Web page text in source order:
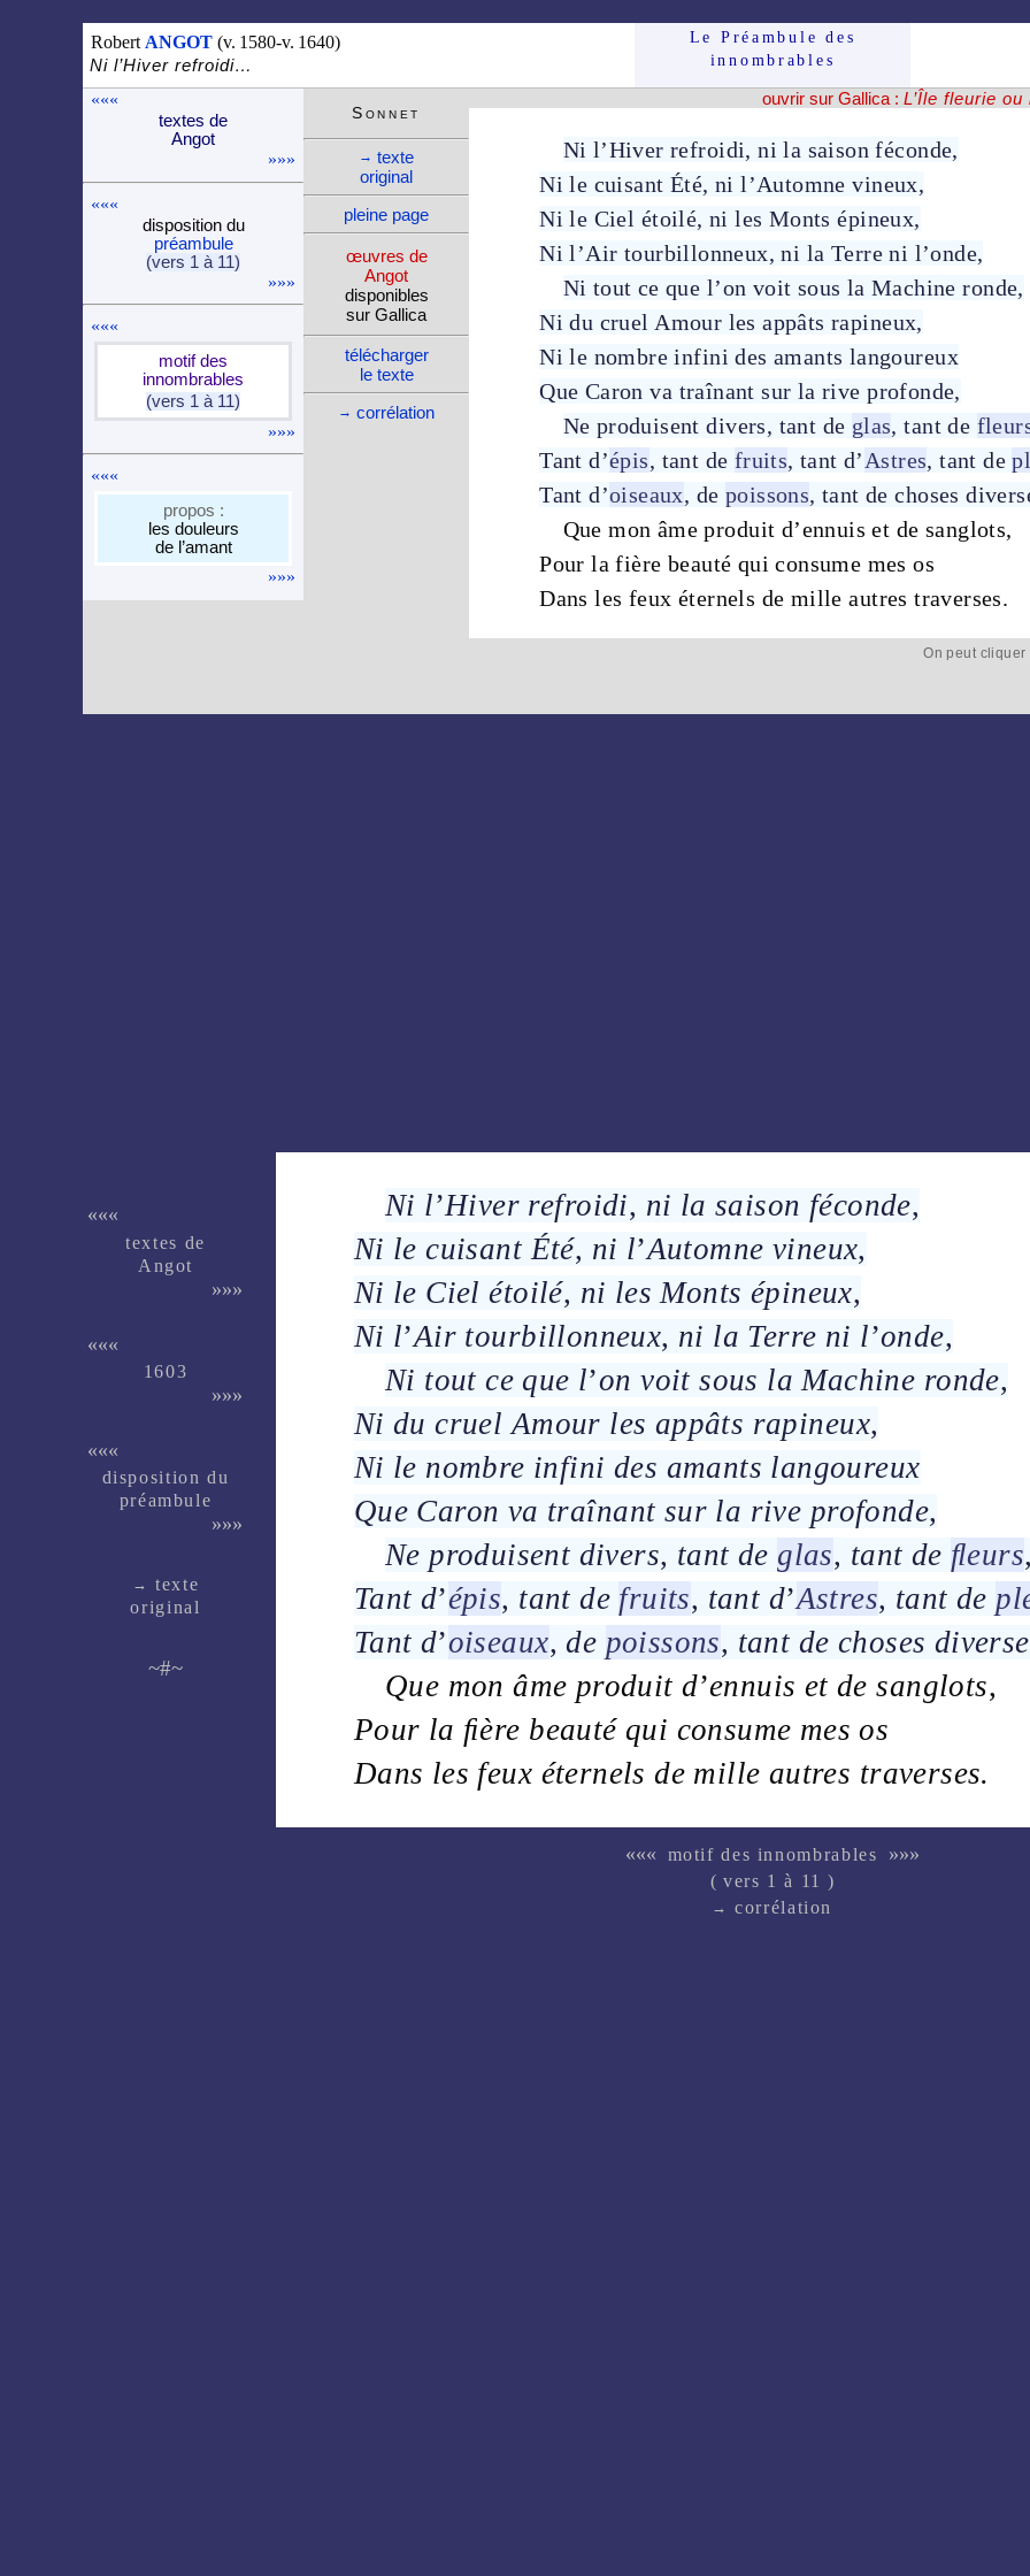
Robert ANGOT(v. 1580-v. 1640)
Ni l’Hiver refroidi…
Le Préam­bule des
innom­brables
«««
textes de
Angot
»»»
«««
dispo­si­tion du
pré­am­bule
(vers 1 à 11)
»»»
«««
motif des
innom­brables
(vers 1 à 11)
»»»
«««
propos :
les douleurs
de l’amant
»»»
ouvrir sur Gallica : L’Île fleurie
Ni l’Hiver refroidi, ni la saison féconde,
Ni le cuisant Été, ni l’Automne vineux,
Ni le Ciel étoilé, ni les Monts épineux,
Ni l’Air tourbillonneux, ni la Terreni l’onde,
Ni tout ce que l’on voit sous laMachine ronde,
Ni du cruel Amour lesappâts rapineux,
Ni le nombre infini des amants langoureux
Que Caron va traînant sur larive profonde,
Ne produisent divers, tant de glas, tant de
Tant d’épis, tant de fruits, tant d’ Astres, tant de
Tant d’oiseaux, de poissons, tant de choses
Que mon âme produit d’ennuis et de sanglots,
Pour lafière beauté qui consume mesos
Dans les feux éternels de mille autres traverses.
On peut
Son­net
→ texte
ori­ginal
pleine page
œuvres de
Angot
dispo­nibles
sur Gallica
télé­charger
le texte
→ corré­la­tion
«««
textes de
Angot
»»»
«««
1603
»»»
«««
dispo­si­tion du
pré­am­bule
»»»
→ texte
ori­ginal
~#~
Ni l’Hiver refroidi, ni lasaison féconde,
Ni lecuisant Été, ni l’Automne vineux,
Ni le Ciel étoilé, ni lesMonts épineux,
Ni l’Air tourbillonneux, ni la Terre ni l’onde,
Ni tout ce que l’on voit sous laMachine ronde,
Ni ducruel Amour les appâts rapineux,
Ni le nombre infini des amants langoureux
Que Caron va traînant sur la rive profonde,
Ne produisent divers, tant de glas, tant de ﬂeurs,
Tant d’épis, tant de fruits, tant d’Astres, tant de
Tant d’oiseaux, de poissons, tant de choses
Que monâme produit d’ennuis et desanglots,
Pour la ﬁère beautéqui consume mesos
Dans les feux éternels de mille autres traverses.
««« motif des innombrables »»»
( vers 1 à 11 )
→ corrélation